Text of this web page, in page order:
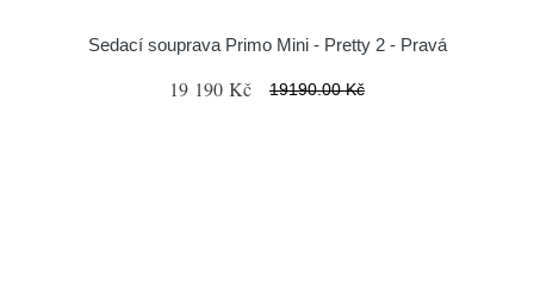
Sedací souprava Primo Mini - Pretty 2 - Pravá
19 190 Kč 19190.00 Kč